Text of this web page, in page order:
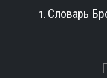
Словарь